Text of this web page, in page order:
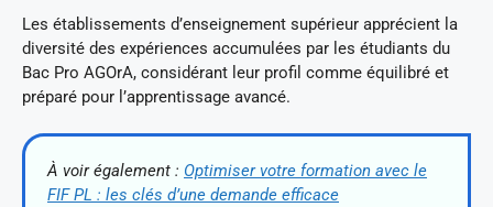
Les établissements d’enseignement supérieur apprécient la
diversité des expériences accumulées par les étudiants du
Bac Pro AGOrA, considérant leur profil comme équilibré et
préparé pour l’apprentissage avancé.
À voir également : Optimiser votre formation avec le
FIF PL : les clés d’une demande efficace